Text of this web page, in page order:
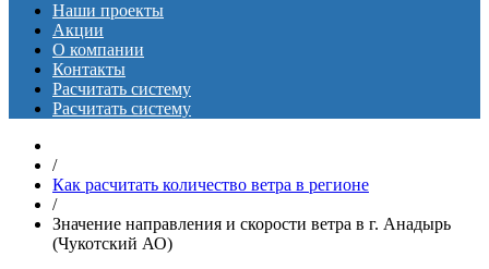
Наши проекты
Акции
О компании
Контакты
Расчитать систему
Расчитать систему
/
Как расчитать количество ветра в регионе
/
Значение направления и скорости ветра в г. Анадырь
(Чукотский АО)